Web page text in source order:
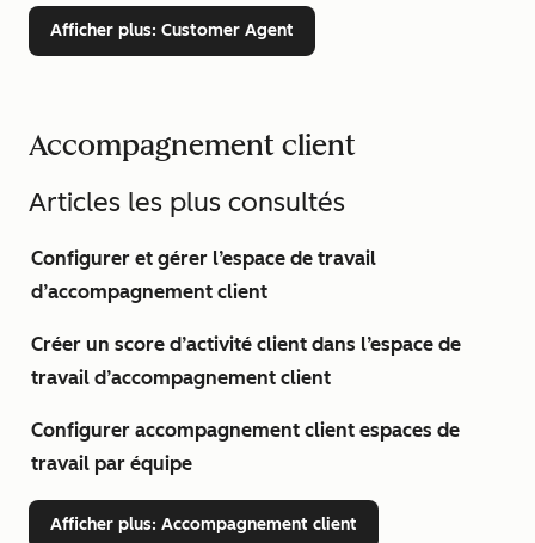
Afficher plus: Customer Agent
Accompagnement client
Articles les plus consultés
Configurer et gérer l’espace de travail
d’accompagnement client
Créer un score d’activité client dans l’espace de
travail d’accompagnement client
Configurer accompagnement client espaces de
travail par équipe
Afficher plus: Accompagnement client